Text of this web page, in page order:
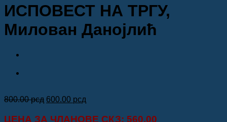
ИСПОВЕСТ НА ТРГУ,
Милован Данојлић
800.00рсд Оригинална
је
600.00 рсд
је:
ЦЕНА ЗА ЧЛАНОВЕ СКЗ: 560.00